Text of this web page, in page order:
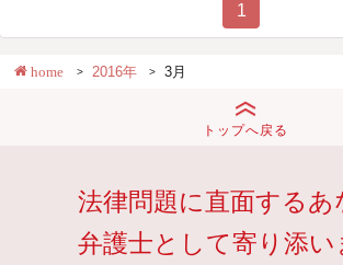
1
home 2016年 3月
トップへ戻る
法律問題に直面するあ
弁護士として寄り添い